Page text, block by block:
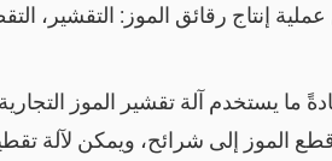
إنتاج رقائق الموز: التقشير،
ما يستخدم آلة تقشير الموز
قطع الموز إلى شرائح، ويمكن لآلة